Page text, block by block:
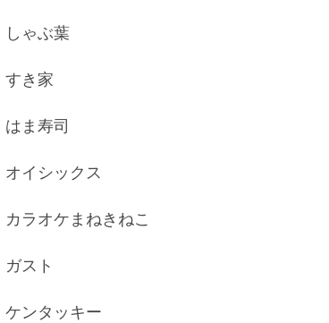
しゃぶ葉
すき家
はま寿司
オイシックス
カラオケまねきねこ
ガスト
ケンタッキー